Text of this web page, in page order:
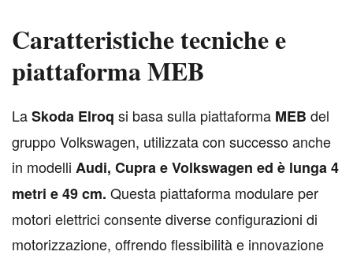
Caratteristiche tecniche e
piattaforma MEB
LaSkoda Elroq si basa sulla piattaforma MEB del
gruppo Volkswagen, utilizzata con successo anche
in modelli Audi, Cupra e Volkswagen ed è lunga 4
metri e 49 cm. Questa piattaforma modulare per
motori elettrici consente diverse configurazioni di
motorizzazione, offrendo flessibilità e innovazione